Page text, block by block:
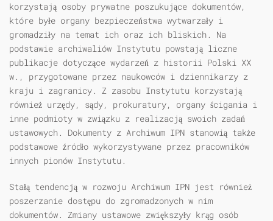
korzystają osoby prywatne poszukujące dokumentów,
które byłe organy bezpieczeństwa wytwarzały i
gromadziły na temat ich oraz ich bliskich. Na
podstawie archiwaliów Instytutu powstają liczne
publikacje dotyczące wydarzeń z historii Polski XX
w., przygotowane przez naukowców i dziennikarzy z
kraju i zagranicy. Z zasobu Instytutu korzystają
również urzędy, sądy, prokuratury, organy ścigania i
inne podmioty w związku z realizacją swoich zadań
ustawowych. Dokumenty z Archiwum IPN stanowią także
podstawowe źródło wykorzystywane przez pracowników
innych pionów Instytutu.
Stałą tendencją w rozwoju Archiwum IPN jest również
poszerzanie dostępu do zgromadzonych w nim
dokumentów. Zmiany ustawowe zwiększyły krąg osób